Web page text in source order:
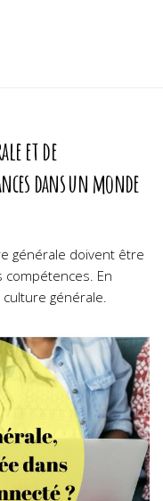
et de
dans un monde
générale doivent être
En
générale.